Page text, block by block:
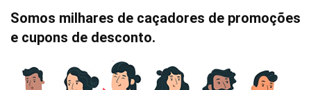
Somos milhares de caçadores de promoções
e cupons de desconto.